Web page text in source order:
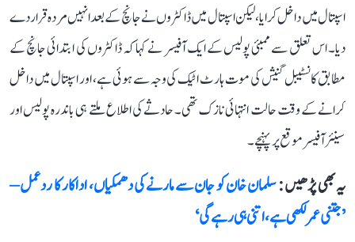
اسپتال میں داخل کرایا، لیکن اسپتال میں ڈاکٹروں نے جانچ کے بعد انہیں مردہ قرار دے
دیا۔ اس تعلق سے ممبئی پولیس کے ایک آفیسر نے کہا کہ ڈاکٹروں کی ابتدائی جانچ کے
مطابق کانسٹیبل گنیش کی موت ہارٹ اٹیک کی وجہ سے ہوئی ہے، اور اسپتال میں داخل
کرانے کے وقت حالت انتہائی نازک تھی۔ حادثے کی اطلاع ملتے ہی باندرہ پولیس اور
سینئر آفیسر موقع پر پہنچے۔
یہ بھی پڑھیں :سلمان خان کو جان سے مارنے کی دھمکیاں، اداکار کا ردعمل –
’جتنی عمر لکھی ہے، اتنی ہی رہے گی‘